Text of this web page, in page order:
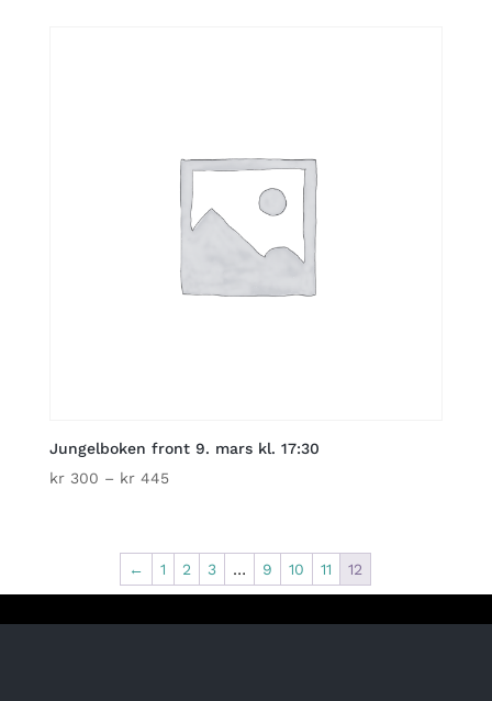
Jungelboken front 9. mars kl. 17:30
kr300 – kr445Price
through
kr 445
← 1 2 3 … 9 10 11 12